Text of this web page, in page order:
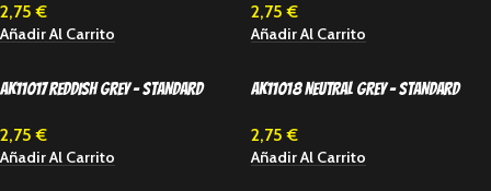
2,75€
Añadir Al Carrito
2,75€
Añadir Al Carrito
AK11017 REDDISH GREY – STANDARD
2,75€
Añadir Al Carrito
AK11018 NEUTRAL GREY – STANDARD
2,75€
Añadir Al Carrito